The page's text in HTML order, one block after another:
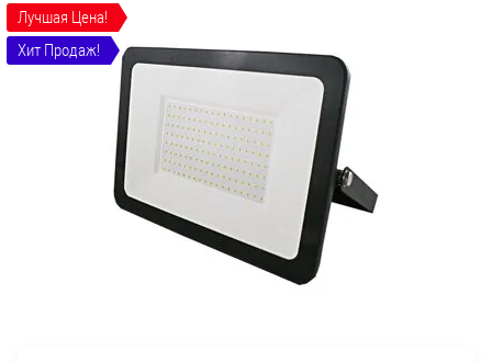
Лучшая Цена!
Хит Продаж!